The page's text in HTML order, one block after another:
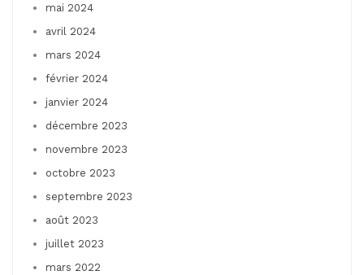
mai 2024
avril 2024
mars 2024
février 2024
janvier 2024
décembre 2023
novembre 2023
octobre 2023
septembre 2023
août 2023
juillet 2023
mars 2022